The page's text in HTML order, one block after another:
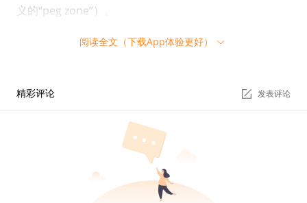
义的“peg zone”）。
而LayerZero 本身就解决了上述问题，因为它可以与确定
有不同网络拓扑和共识算法的异构区块链。
LayerZero如何与IBC联动
今天，许多应用程序正在转向多链架构，LayerZero 可以
使这些应用之间无缝通信（A →A，B →B），但如果 A
阅读全文（下载App体验更好）
精彩评论 发表评论